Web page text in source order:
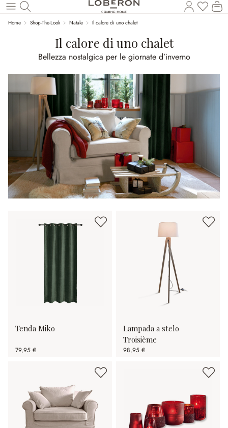
Torna al contenuto principale
Hai 0Il
Home Shop-The-Look Natale Il calore di uno chalet
Il calore di uno chalet
Bellezza nostalgica per le giornate d’inverno
Tenda Miko
79,95 €
Lampada a stelo
Troisième
98,95 €